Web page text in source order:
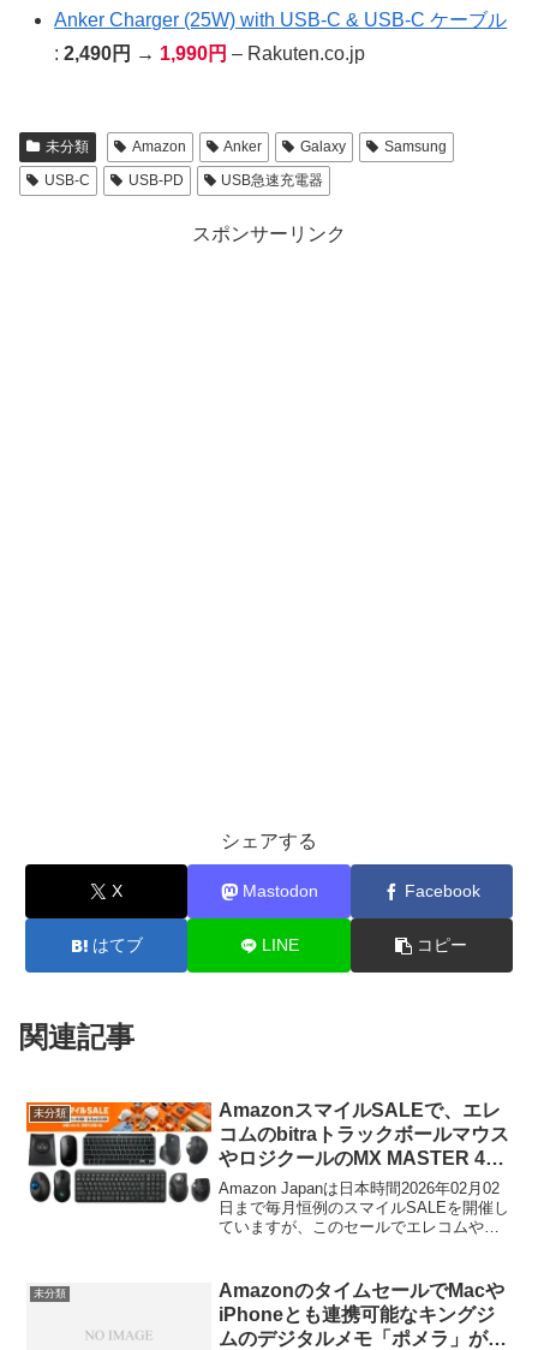
Anker Charger (25W) with USB-C & USB-C ケーブル
:2,490円 → 1,990円 – Rakuten.co.jp
未分類 Amazon Anker Galaxy
Samsung
USB-C
USB-PD USB急速充電器
スポンサーリンク
シェアする
X Mastodon Facebook
はてブ LINE コピー
関連記事
未分類
AmazonスマイルSALEで、エレ
コムのbitraトラックボールマウス
やロジクールのMX MASTER 4な
どがセール中。
Amazon Japanは日本時間2026年02月02
日まで毎月恒例のスマイルSALEを開催し
ていますが、このセールでエレコムやロ
なっています。
未分類
AmazonのタイムセールでMacや
iPhoneとも連携可能なキングジ
ムのデジタルメモ「ポメラ」がタ